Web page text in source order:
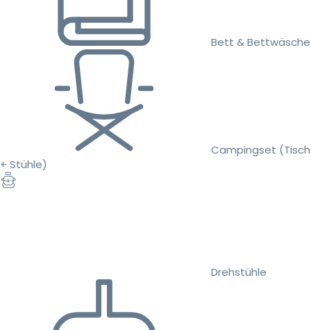
Bett & Bettwäsche
Campingset (Tisch
+ Stühle)
Drehstühle